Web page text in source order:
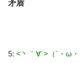
矛盾
5: <丶｀∀´>（´・ω